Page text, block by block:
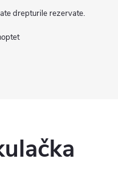
drepturile rezervate.